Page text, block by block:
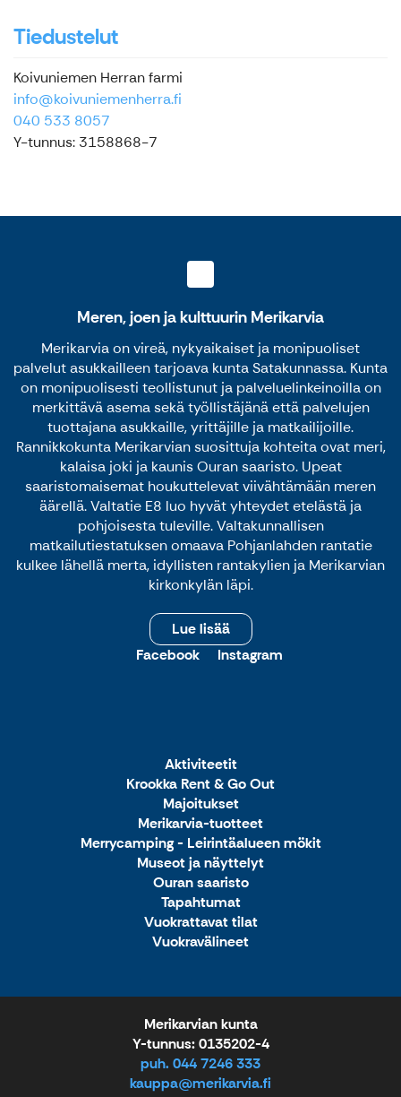
Tiedustelut
Koivuniemen Herran farmi
info@koivuniemenherra.fi
040 533 8057
Y-tunnus: 3158868-7
Meren, joen ja kulttuurin Merikarvia
Merikarvia on vireä, nykyaikaiset ja monipuoliset
palvelut asukkailleen tarjoava kunta Satakunnassa. Kunta
on monipuolisesti teollistunut ja palveluelinkeinoilla on
merkittävä asema sekä työllistäjänä että palvelujen
tuottajana asukkaille, yrittäjille ja matkailijoille.
Rannikkokunta Merikarvian suosittuja kohteita ovat meri,
kalaisa joki ja kaunis Ouran saaristo. Upeat
saaristomaisemat houkuttelevat viivähtämään meren
äärellä. Valtatie E8 luo hyvät yhteydet etelästä ja
pohjoisesta tuleville. Valtakunnallisen
matkailutiestatuksen omaava Pohjanlahden rantatie
kulkee lähellä merta, idyllisten rantakylien ja Merikarvian
kirkonkylän läpi.
Lue lisää
Facebook
Instagram
Aktiviteetit
Krookka Rent & Go Out
Majoitukset
Merikarvia-tuotteet
Merrycamping - Leirintäalueen mökit
Museot ja näyttelyt
Ouran saaristo
Tapahtumat
Vuokrattavat tilat
Vuokravälineet
Merikarvian kunta
Y-tunnus: 0135202-4
puh. 044 7246 333
kauppa@merikarvia.fi